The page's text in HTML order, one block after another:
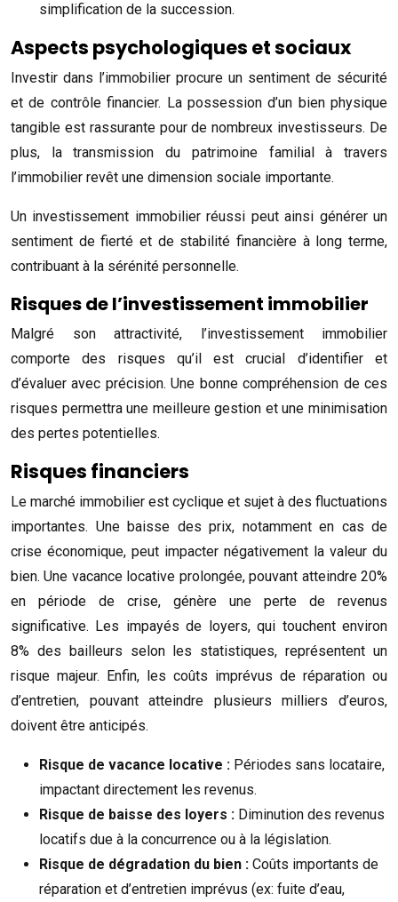
simplification de la succession.
Aspects psychologiques et sociaux
Investir dans l’immobilier procure un sentiment de sécurité
et de contrôle financier. La possession d’un bien physique
tangible est rassurante pour de nombreux investisseurs. De
plus, la transmission du patrimoine familial à travers
l’immobilier revêt une dimension sociale importante.
Un investissement immobilier réussi peut ainsi générer un
sentiment de fierté et de stabilité financière à long terme,
contribuant à la sérénité personnelle.
Risques de l’investissement immobilier
Malgré son attractivité, l’investissement immobilier
comporte des risques qu’il est crucial d’identifier et
d’évaluer avec précision. Une bonne compréhension de ces
risques permettra une meilleure gestion et une minimisation
des pertes potentielles.
Risques financiers
Le marché immobilier est cyclique et sujet à des fluctuations
importantes. Une baisse des prix, notamment en cas de
crise économique, peut impacter négativement la valeur du
bien. Une vacance locative prolongée, pouvant atteindre 20%
en période de crise, génère une perte de revenus
significative. Les impayés de loyers, qui touchent environ
8% des bailleurs selon les statistiques, représentent un
risque majeur. Enfin, les coûts imprévus de réparation ou
d’entretien, pouvant atteindre plusieurs milliers d’euros,
doivent être anticipés.
Risque de vacance locative : Périodes sans locataire,
impactant directement les revenus.
Risque de baisse des loyers : Diminution des revenus
locatifs due à la concurrence ou à la législation.
Risque de dégradation du bien : Coûts importants de
réparation et d’entretien imprévus (ex: fuite d’eau,